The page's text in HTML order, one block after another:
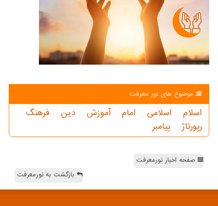
موضوع های نور معرفت
اسلام اسلامی امام آموزش دین
فرهنگ
رپورتاژ
پیامبر
صفحه اخبار نورمعرفت
بازگشت به نورمعرفت